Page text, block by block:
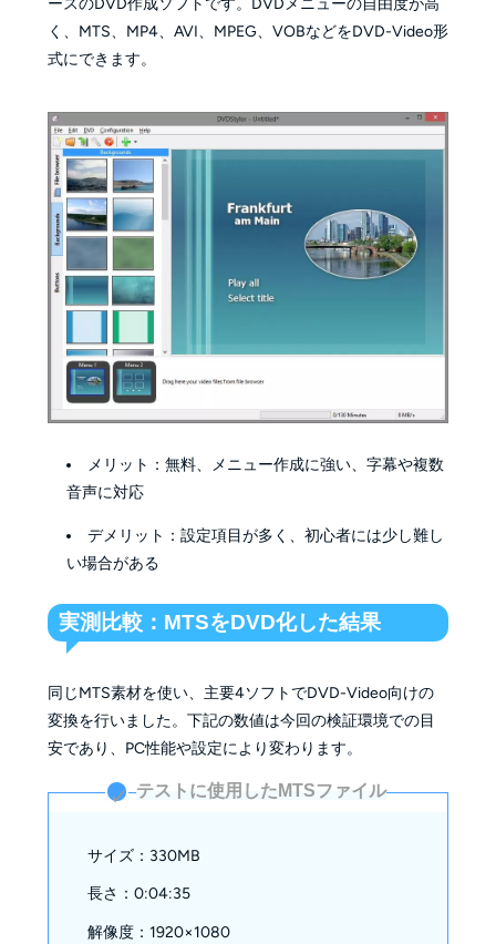
ースのDVD作成ソフトです。DVDメニューの自由度が高
く、MTS、MP4、AVI、MPEG、VOBなどをDVD-Video形
式にできます。
メリット：無料、メニュー作成に強い、字幕や複数
音声に対応
デメリット：設定項目が多く、初心者には少し難し
い場合がある
実測比較：MTSをDVD化した結果
同じMTS素材を使い、主要4ソフトでDVD-Video向けの
変換を行いました。下記の数値は今回の検証環境での目
安であり、PC性能や設定により変わります。
✓ テストに使用したMTSファイル
サイズ：330MB
長さ：0:04:35
解像度：1920×1080